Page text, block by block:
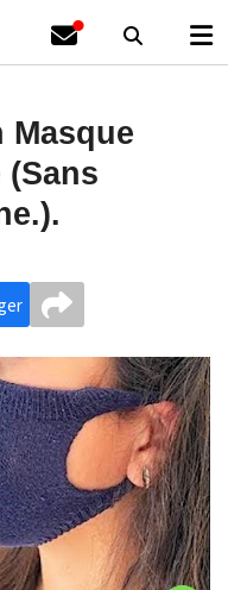
Masque
(Sans